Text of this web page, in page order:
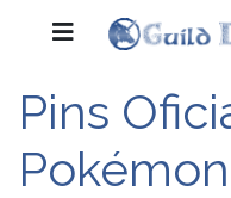
Pins
Pokémon